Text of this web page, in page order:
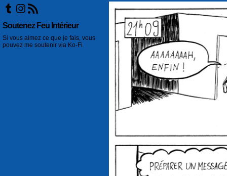
Tumblr
Instagram
Flux RSS
Soutenez Feu Intérieur
Si vous aimez ce que je fais, vous
pouvez me soutenir via Ko-Fi